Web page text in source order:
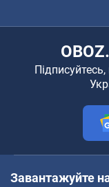
Завантажуйте